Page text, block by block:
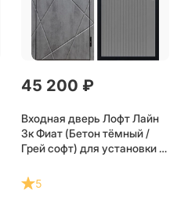
45 200 ₽
Входная дверь Лофт Лайн
3к Фиат (Бетон тёмный /
Грей софт) для установки в
5